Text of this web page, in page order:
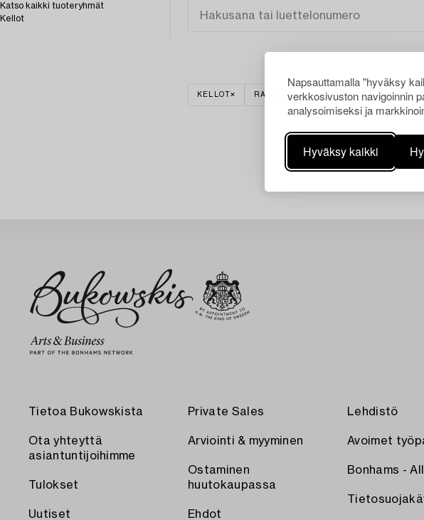
Napsauttamalla "hyväksy
verkkosivuston navigoinnin
analysoimiseksi ja
Hyväksy kaikki
Katso kaikki tuoteryhmät
Kellot
KELLOT RANNEKELLOT TYHJENNÄ KAIKKI
Tietoa Bukowskista
Ota yhteyttä
asiantuntijoihimme
Tulokset
Uutiset
Private Sales
Arviointi & myyminen
Ostaminen
huutokaupassa
Ehdot
Lehdistö
Avoimet
Bonhams -